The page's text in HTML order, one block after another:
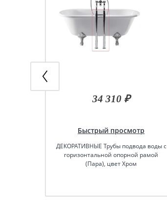
34 310 ₽
Быстрый просмотр
ДЕКОРАТИВНЫЕ Трубы подвода воды с
горизонтальной опорной рамой
(Пара), цвет Хром